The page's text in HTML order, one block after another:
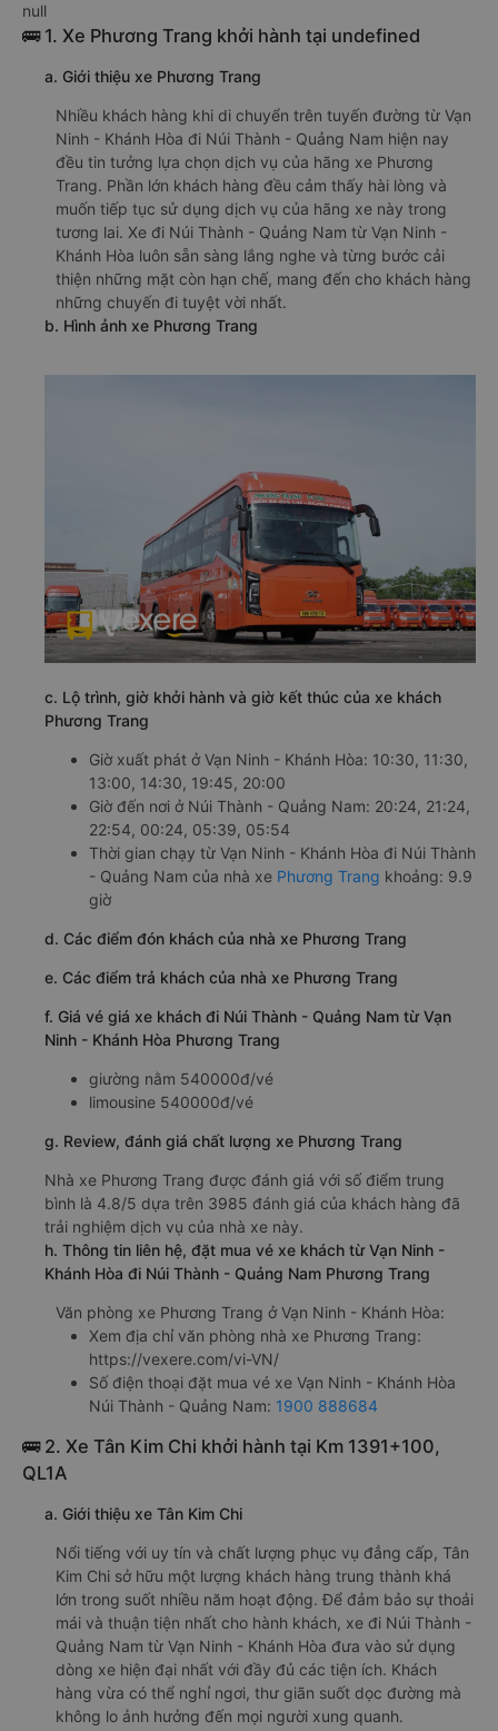
null
🚌 1. Xe Phương Trang khởi hành tại undefined
a. Giới thiệu xe Phương Trang
Nhiều khách hàng khi di chuyển trên tuyến đường từ Vạn
Ninh - Khánh Hòa đi Núi Thành - Quảng Nam hiện nay
đều tin tưởng lựa chọn dịch vụ của hãng xe Phương
Trang. Phần lớn khách hàng đều cảm thấy hài lòng và
muốn tiếp tục sử dụng dịch vụ của hãng xe này trong
tương lai. Xe đi Núi Thành - Quảng Nam từ Vạn Ninh -
Khánh Hòa luôn sẵn sàng lắng nghe và từng bước cải
thiện những mặt còn hạn chế, mang đến cho khách hàng
những chuyến đi tuyệt vời nhất.
b. Hình ảnh xe Phương Trang
c. Lộ trình, giờ khởi hành và giờ kết thúc của xe khách
Phương Trang
Giờ xuất phát ở Vạn Ninh - Khánh Hòa: 10:30, 11:30,
13:00, 14:30, 19:45, 20:00
Giờ đến nơi ở Núi Thành - Quảng Nam: 20:24, 21:24,
22:54, 00:24, 05:39, 05:54
Thời gian chạy từ Vạn Ninh - Khánh Hòa đi Núi Thành
- Quảng Nam của nhà xe Phương Trang khoảng: 9.9
giờ
d. Các điểm đón khách của nhà xe Phương Trang
e. Các điểm trả khách của nhà xe Phương Trang
f. Giá vé giá xe khách đi Núi Thành - Quảng Nam từ Vạn
Ninh - Khánh Hòa Phương Trang
giường nằm 540000đ/vé
limousine 540000đ/vé
g. Review, đánh giá chất lượng xe Phương Trang
Nhà xe Phương Trang được đánh giá với số điểm trung
bình là 4.8/5 dựa trên 3985 đánh giá của khách hàng đã
trải nghiệm dịch vụ của nhà xe này.
h. Thông tin liên hệ, đặt mua vé xe khách từ Vạn Ninh -
Khánh Hòa đi Núi Thành - Quảng Nam Phương Trang
Văn phòng xe Phương Trang ở Vạn Ninh - Khánh Hòa:
Xem địa chỉ văn phòng nhà xe Phương Trang:
https://vexere.com/vi-VN/
Số điện thoại đặt mua vé xe Vạn Ninh - Khánh Hòa
Núi Thành - Quảng Nam: 1900 888684
🚌 2. Xe Tân Kim Chi khởi hành tại Km 1391+100,
QL1A
a. Giới thiệu xe Tân Kim Chi
Nổi tiếng với uy tín và chất lượng phục vụ đẳng cấp, Tân
Kim Chi sở hữu một lượng khách hàng trung thành khá
lớn trong suốt nhiều năm hoạt động. Để đảm bảo sự thoải
mái và thuận tiện nhất cho hành khách, xe đi Núi Thành -
Quảng Nam từ Vạn Ninh - Khánh Hòa đưa vào sử dụng
dòng xe hiện đại nhất với đầy đủ các tiện ích. Khách
hàng vừa có thể nghỉ ngơi, thư giãn suốt dọc đường mà
không lo ảnh hưởng đến mọi người xung quanh.